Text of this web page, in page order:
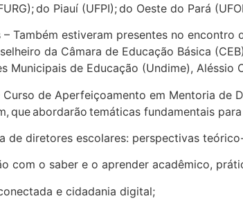
do Piauí (UFPI); do Oeste do Pará
– Também estiveram presentes no encontro
da Câmara de Educação Básica
Municipais de Educação (Undime), Aléssio
Curso de Aperfeiçoamento em Mentoria de
que abordarão temáticas fundamentais
de diretores escolares: perspectivas
com o saber e o aprender acadêmico,
e cidadania digital;